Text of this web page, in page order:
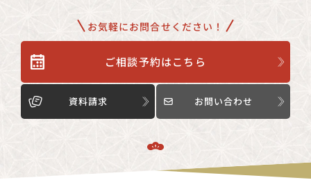
お気軽にお問合せください！
ご相談予約はこちら
資料請求 お問い合わせ